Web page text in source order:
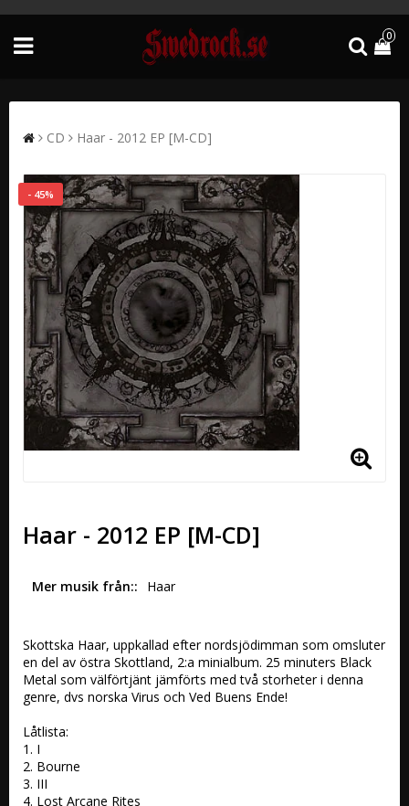
0
CD Haar - 2012 EP [M-CD]
- 45%
Haar - 2012 EP [M-CD]
Mer musik från: Haar
Skottska Haar, uppkallad efter nordsjödimman som omsluter
en del av östra Skottland, 2:a minialbum. 25 minuters Black
Metal som välförtjänt jämförts med två storheter i denna
genre, dvs norska Virus och Ved Buens Ende!
Låtlista:
1. I
2. Bourne
3. III
4. Lost Arcane Rites